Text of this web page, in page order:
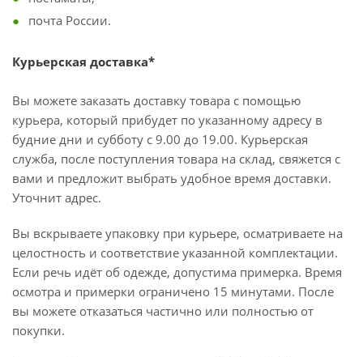
почта России.
Курьерская доставка*
Вы можете заказать доставку товара с помощью
курьера, который прибудет по указанному адресу в
будние дни и субботу с 9.00 до 19.00. Курьерская
служба, после поступления товара на склад, свяжется с
вами и предложит выбрать удобное время доставки.
Уточнит адрес.
Вы вскрываете упаковку при курьере, осматриваете на
целостность и соответствие указанной комплектации.
Если речь идёт об одежде, допустима примерка. Время
осмотра и примерки ограничено 15 минутами. После
вы можете отказаться частично или полностью от
покупки.